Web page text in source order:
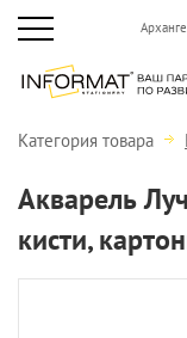
Категория товара
Акварель
кисти,